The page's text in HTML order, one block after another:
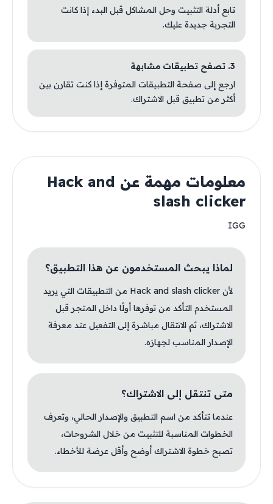
تابع أدلة التثبيت وحل المشاكل قبل البدء إذا كانت
التجربة جديدة عليك.
3. تصفح تطبيقات مشابهة
ارجع إلى صفحة التطبيقات المتوفرة إذا كنت تقارن بين
أكثر من تطبيق قبل الاشتراك.
معلومات مهمة عن Hack and
slash clicker
IGG
لماذا يبحث المستخدمون عن هذا التطبيق؟
لأن Hack and slash clicker من التطبيقات التي يريد
المستخدم التأكد من توفرها أولًا داخل المتجر قبل
الاشتراك، ثم الانتقال مباشرة إلى التفعيل عند معرفة
الإصدار المناسب لجهازه.
متى تنتقل إلى الاشتراك؟
عندما تتأكد من اسم التطبيق والإصدار الحالي، وتعرف
الخطوات المناسبة للتثبيت من خلال الشروحات،
تصبح خطوة الاشتراك أوضح وأقل عرضة للأخطاء.